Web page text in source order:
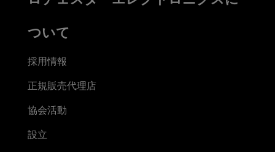
ついて
採用情報
正規販売代理店
協会活動
設立